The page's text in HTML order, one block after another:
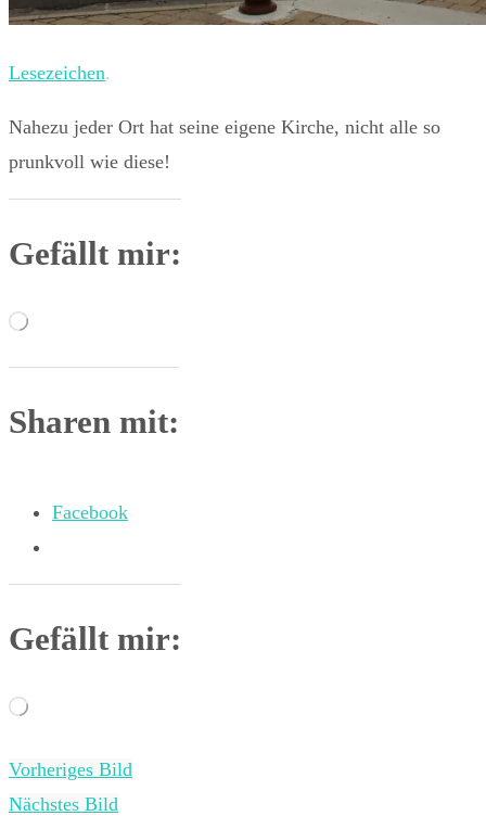
Lesezeichen.
Nahezu jeder Ort hat seine eigene Kirche, nicht alle so
prunkvoll wie diese!
Gefällt mir:
Wird
Sharen mit:
Facebook
Gefällt mir:
Wird
Vorheriges Bild
Nächstes Bild